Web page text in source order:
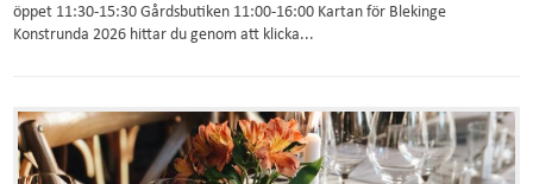
öppet 11:30-15:30 Gårdsbutiken 11:00-16:00 Kartan för Blekinge
Konstrunda 2026 hittar du genom att klicka...